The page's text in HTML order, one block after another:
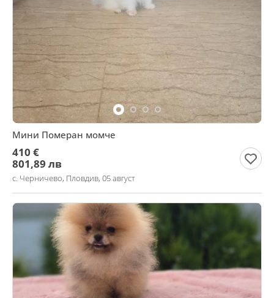
Мини Померан момче
410 €
801,89 лв
с. Черничево, Пловдив, 05 август